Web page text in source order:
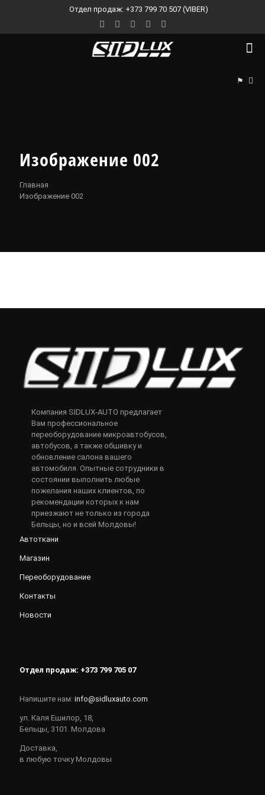
Отдел продаж: +373 799 70 507 (VIBER)
⚑
Изображение 002
Главная
Изображение 002
Компания SIDLUX-AUTO предлагает
Вам профессиональное
переоборудование микроавтобусов,
автобусов, а также обшивку и
обновление салона вашего
автомобиля. Опытные сотрудники в
состоянии выполнить любые
пожелания наших клиентов, по
рекомендации которых к нам
приезжают не только из города
Бельцы, но и всей Молдовы!
Автоткани
Магазин
Переоборудование
Контакты
Новости
Отдел продаж: +373 799 705 07
Напишите нам: info@sidluxauto.com
ул. Каля Ешилор, 18,
Бельцы, 3101. Молдова
Доставка,
в любую точку Молдовы